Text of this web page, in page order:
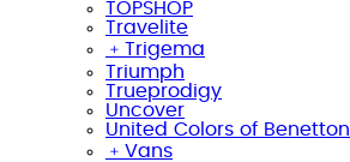
TOPSHOP
Travelite
﹢ Trigema
Triumph
Trueprodigy
Uncover
United Colors of Benetton
﹢ Vans